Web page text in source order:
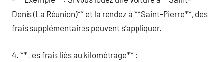
Denis (La Réunion)** et la rendez à **Saint-Pierre**, des
frais supplémentaires peuvent s’appliquer.
4. **Les frais liés au kilométrage** :